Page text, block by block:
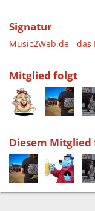
Signatur
Music2Web.de -
Mitglied folgt
Diesem Mitglied